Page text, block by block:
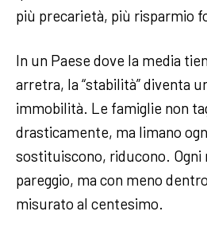
più precarietà, più risparmio
In un Paese dove la media
arretra, la “stabilità” diventa
immobilità. Le famiglie non
drasticamente, ma limano
sostituiscono, riducono. Ogni
pareggio, ma con meno
misurato al centesimo.